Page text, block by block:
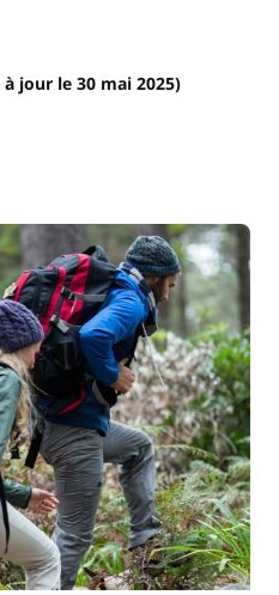
jour le 30 mai 2025)